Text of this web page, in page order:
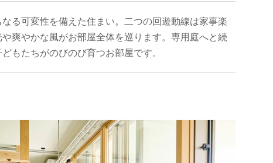
る可変性を備えた住まい。二つの回遊動線は家事楽
爽やかな風がお部屋全体を巡ります。専用庭へと続
もたちがのびのび育つお部屋です。